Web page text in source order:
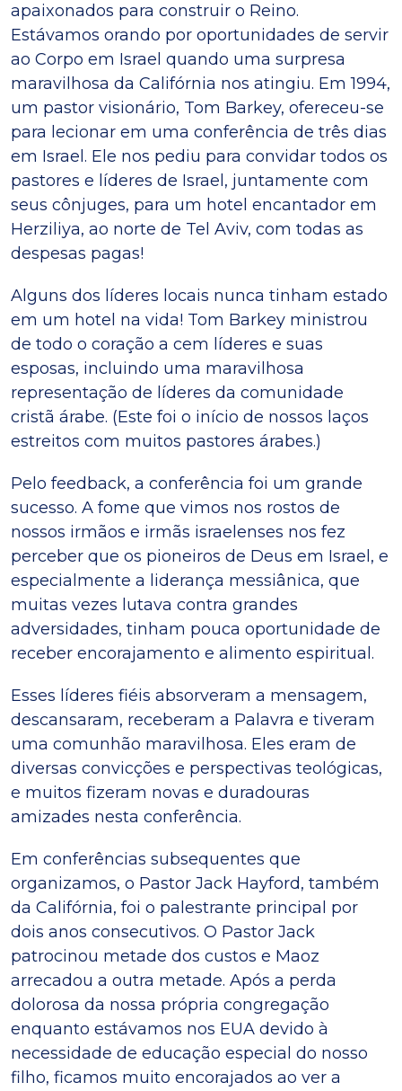
apaixonados para construir o Reino.
Estávamos orando por oportunidades de servir
ao Corpo em Israel quando uma surpresa
maravilhosa da Califórnia nos atingiu. Em 1994,
um pastor visionário, Tom Barkey, ofereceu-se
para lecionar em uma conferência de três dias
em Israel. Ele nos pediu para convidar todos os
pastores e líderes de Israel, juntamente com
seus cônjuges, para um hotel encantador em
Herziliya, ao norte de Tel Aviv, com todas as
despesas pagas!
Alguns dos líderes locais nunca tinham estado
em um hotel na vida! Tom Barkey ministrou
de todo o coração a cem líderes e suas
esposas, incluindo uma maravilhosa
representação de líderes da comunidade
cristã árabe. (Este foi o início de nossos laços
estreitos com muitos pastores árabes.)
Pelo feedback, a conferência foi um grande
sucesso. A fome que vimos nos rostos de
nossos irmãos e irmãs israelenses nos fez
perceber que os pioneiros de Deus em Israel, e
especialmente a liderança messiânica, que
muitas vezes lutava contra grandes
adversidades, tinham pouca oportunidade de
receber encorajamento e alimento espiritual.
Esses líderes fiéis absorveram a mensagem,
descansaram, receberam a Palavra e tiveram
uma comunhão maravilhosa. Eles eram de
diversas convicções e perspectivas teológicas,
e muitos fizeram novas e duradouras
amizades nesta conferência.
Em conferências subsequentes que
organizamos, o Pastor Jack Hayford, também
da Califórnia, foi o palestrante principal por
dois anos consecutivos. O Pastor Jack
patrocinou metade dos custos e Maoz
arrecadou a outra metade. Após a perda
dolorosa da nossa própria congregação
enquanto estávamos nos EUA devido à
necessidade de educação especial do nosso
filho, ficamos muito encorajados ao ver a